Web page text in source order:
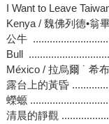
I Want to Leave
Kenya / 魏佛列德•翁
公牛
Bull
México / 拉烏爾 ˙ 希
露台上的黃昏
蠑螈
清晨的靜觀